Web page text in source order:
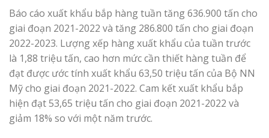
Báo cáo xuất khẩu bắp hàng tuần tăng 636.900 tấn cho
giai đoạn 2021-2022 và tăng 286.800 tấn cho giai đoạn
2022-2023. Lượng xếp hàng xuất khẩu của tuần trước
là 1,88 triệu tấn, cao hơn mức cần thiết hàng tuần để
đạt được ước tính xuất khẩu 63,50 triệu tấn của Bộ NN
Mỹ cho giai đoạn 2021-2022. Cam kết xuất khẩu bắp
hiện đạt 53,65 triệu tấn cho giai đoạn 2021-2022 và
giảm 18% so với một năm trước.